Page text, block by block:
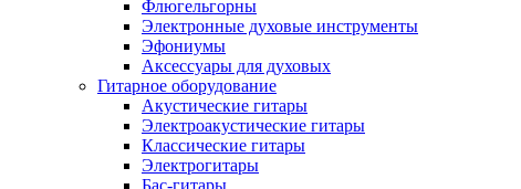
Флюгельгорны
Электронные духовые инструменты
Эфониумы
Аксессуары для духовых
Гитарное оборудование
Акустические гитары
Электроакустические гитары
Классические гитары
Электрогитары
Бас-гитары